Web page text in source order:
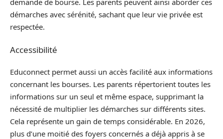
demande de bourse. Les parents peuvent ainsi aborder ces
démarches avec sérénité, sachant que leur vie privée est
respectée.
Accessibilité
Educonnect permet aussi un accès facilité aux informations
concernant les bourses. Les parents répertorient toutes les
informations sur un seul et même espace, supprimant la
nécessité de multiplier les démarches sur différents sites.
Cela représente un gain de temps considérable. En 2026,
plus d’une moitié des foyers concernés a déjà appris à se